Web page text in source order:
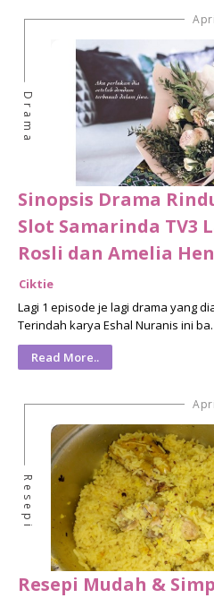
Drama
Sinopsis Drama
Slot Samarinda TV3
Rosli dan Amelia
Ciktie
Lagi 1 episode je lagi drama yang
Terindah karya Eshal Nuranis ini
Read More..
Resepi
Resepi Mudah &